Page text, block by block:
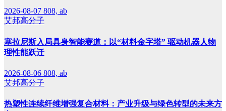
2026-08-07 808, ab
艾邦高分子
塞拉尼斯入局具身智能赛道：以“材料金字塔” 驱动机器人物
理性能跃迁
2026-08-06 808, ab
艾邦高分子
热塑性连续纤维增强复合材料：产业升级与绿色转型的未来方